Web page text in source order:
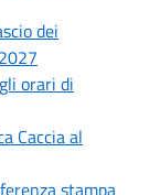
dei
orari di
Caccia al
stampa